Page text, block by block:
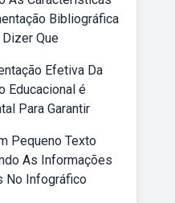
Bibliográfica
Que
Efetiva Da
Educacional é
Para Garantir
Pequeno Texto
As Informações
No Infográfico